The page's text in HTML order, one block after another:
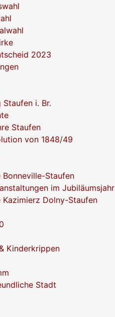
2023
i. Br.
Staufen
von 1848/49
Bonneville-Staufen
im Jubiläumsjahr
Kazimierz Dolny-Staufen
Kinderkrippen
Stadt